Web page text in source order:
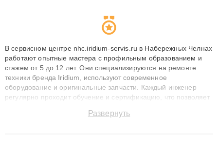
В сервисном центре nhc.iridium-servis.ru в Набережных Челнах
работают опытные мастера с профильным образованием и
стажем от 5 до 12 лет. Они специализируются на ремонте
техники бренда Iridium, используют современное
оборудование и оригинальные запчасти. Каждый инженер
регулярно проходит обучение и сертификацию, что позволяет
технику с сохранением гарантии до 3 лет. Наши мастера
Развернуть